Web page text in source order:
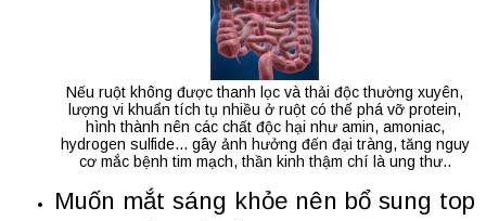
Nếu ruột không được thanh lọc và thải độc thường xuyên,
lượng vi khuẩn tích tụ nhiều ở ruột có thể phá vỡ protein,
hình thành nên các chất độc hại như amin, amoniac,
hydrogen sulfide... gây ảnh hưởng đến đại tràng, tăng nguy
cơ mắc bệnh tim mạch, thần kinh thậm chí là ung thư..
Muốn mắt sáng khỏe nên bổ sung top